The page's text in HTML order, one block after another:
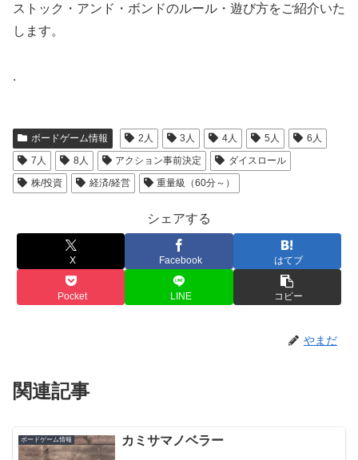
ストック・アンド・ボンドのルール・遊び方をご紹介いた
します。
.
ボードゲーム情報 2人 3人 4人 5人
6人
7人
8人 アクション事前決定
ダイスロール
株/投資
経済/経営 重量級（60分～）
シェアする
X Facebook はてブ
Pocket LINE コピー
やまだ
関連記事
ボードゲーム情報 カミサマノベラー